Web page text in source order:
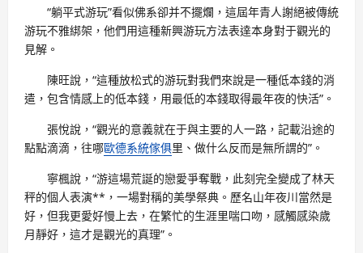
“躺平式游玩”看似佛系卻并不擺爛，這屆年青人謝絕被傳統
游玩不雅綁架，他們用這種新興游玩方法表達本身對于觀光的
見解。
陳旺說，“這種放松式的游玩對我們來說是一種低本錢的消
遣，包含情感上的低本錢，用最低的本錢取得最年夜的快活”。
張悅說，“觀光的意義就在于與主要的人一路，記載沿途的
點點滴滴，往哪歐德系統傢俱里、做什么反而是無所謂的”。
寧楓說，“游這場荒誕的戀愛爭奪戰，此刻完全變成了林天
秤的個人表演**，一場對稱的美學祭典。歷名山年夜川當然是
好，但我更愛好慢上去，在繁忙的生涯里喘口吻，感觸感染歲
月靜好，這才是觀光的真理”。